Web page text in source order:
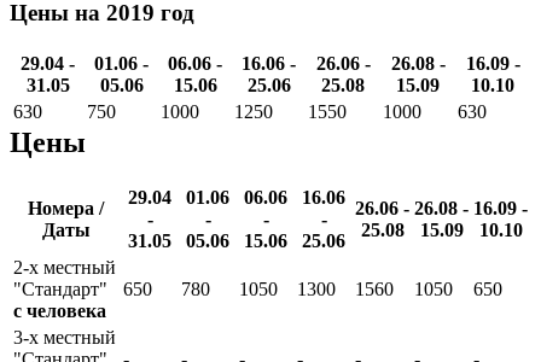
Цены на 2019 год
29.04 -
31.05
01.06 -
05.06
06.06 -
15.06
16.06 -
25.06
26.06 -
25.08
26.08 -
15.09
16.09 -
10.10
630
750 1000 1250 1550 1000 630
Цены
Номера /
Даты
29.04
-
31.05
01.06
-
05.06
06.06
-
15.06
16.06
-
25.06
26.06 -
25.08
26.08 -
15.09
16.09 -
10.10
2-х местный
"Стандарт"
с человека
650 780 1050 1300 1560 1050 650
3-х местный